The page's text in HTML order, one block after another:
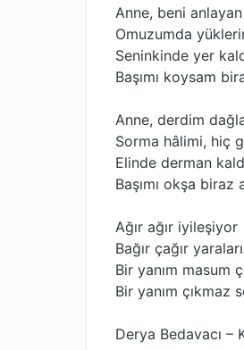
Anne, beni
Omuzumda
Seninkinde yer
Başımı koysam
Anne, derdim
Sorma hâlimi, hiç
Elinde derman
Başımı okşa biraz
Ağır ağır iyileşiyor
Bağır çağır
Bir yanım masum
Bir yanım çıkmaz
Derya Bedavacı –